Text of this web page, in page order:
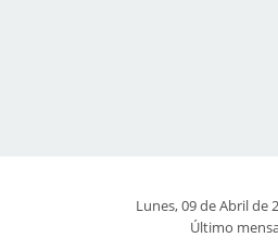
Lunes, 09 de Abril de
Último